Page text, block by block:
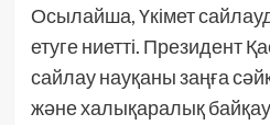
Осылайша, Үкімет
етуге ниетті. Президент
сайлау науқаны заңға
және халықаралық